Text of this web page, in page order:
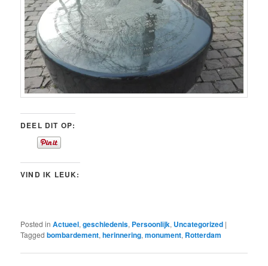
DEEL DIT OP:
VIND IK LEUK:
Posted in Actueel,geschiedenis, Persoonlijk, Uncategorized |
Tagged bombardement,herinnering,monument, Rotterdam